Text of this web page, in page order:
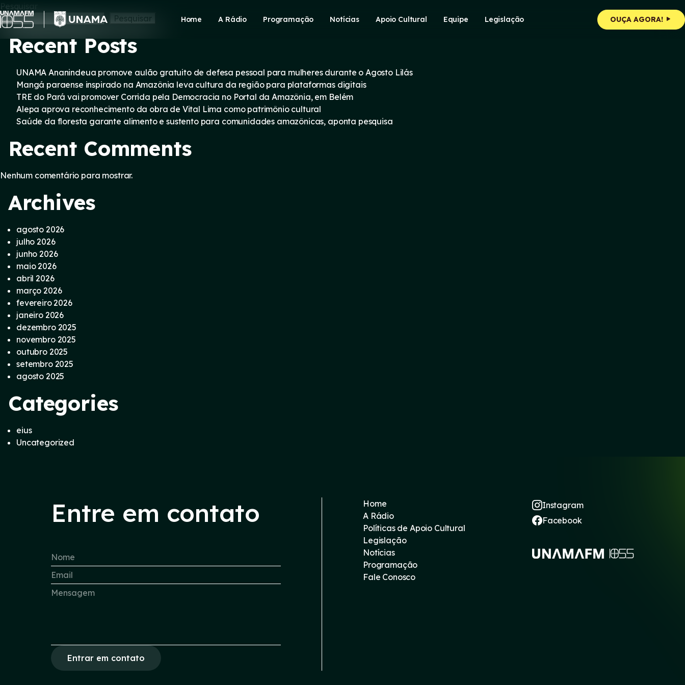
Skip
to
content
Home A Rádio Programação Notícias Apoio Cultural Equipe Legislação OUÇA AGORA!
Pesquisar
Pesquisar
Recent Posts
UNAMA Ananindeua promove aulão gratuito de defesa pessoal para mulheres durante o Agosto Lilás
Mangá paraense inspirado na Amazônia leva cultura da região para plataformas digitais
TRE do Pará vai promover Corrida pela Democracia no Portal da Amazônia, em Belém
Alepa aprova reconhecimento da obra de Vital Lima como patrimônio cultural
Saúde da floresta garante alimento e sustento para comunidades amazônicas, aponta pesquisa
Recent Comments
Nenhum comentário para mostrar.
Archives
agosto 2026
julho 2026
junho 2026
maio 2026
abril 2026
março 2026
fevereiro 2026
janeiro 2026
dezembro 2025
novembro 2025
outubro 2025
setembro 2025
agosto 2025
Categories
eius
Uncategorized
Entre em contato
Entrar em contato
Home
A Rádio
Políticas de Apoio Cultural
Legislação
Notícias
Programação
Fale Conosco
Instagram
Facebook